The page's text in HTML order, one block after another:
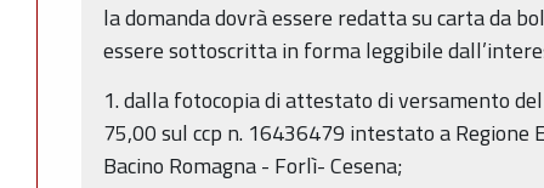
la domanda dovrà essere redatta su carta da
essere sottoscritta in forma leggibile
1. dalla fotocopia di attestato di versamento
75,00 sul ccp n. 16436479 intestato a Regione
Bacino Romagna - Forlì- Cesena;